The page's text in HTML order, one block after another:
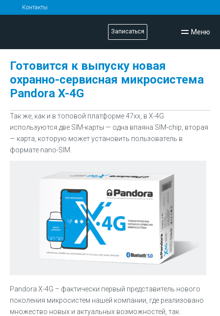
Контакты
Записаться Меню
Готовится к выпуску новая
охранно-сервисная микросистема
Pandora X-4G
Так же, как и в топовой платформе 47хх, в X-4G
используются две SIM-карты — одна впаяна SIM-chip, вторая
— карта, которую может установить пользователь в
формате nano-SIM.
Pandora X-4G – фактически первый представитель нового
поколения микросистем нашей компании, где реализовано
множество новых и актуальных возможностей, так